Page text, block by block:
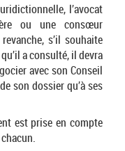
l’avocat
ou une consœur
s’il souhaite
a consulté, il devra
avec son Conseil
son dossier qu’à ses
est prise en compte